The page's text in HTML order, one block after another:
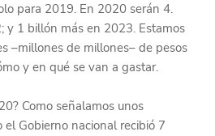
para 2019. En 2020 serán 4.
y 1 billón más en 2023. Estamos
–millones de millones– de pesos
y en qué se van a gastar.
Como señalamos unos
el Gobierno nacional recibió 7